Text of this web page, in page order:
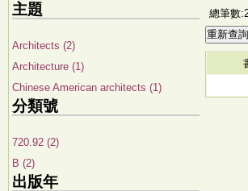
主題
Architects (2)
Architecture (1)
Chinese American architects (1)
分類號
720.92 (2)
B (2)
出版年
總筆數